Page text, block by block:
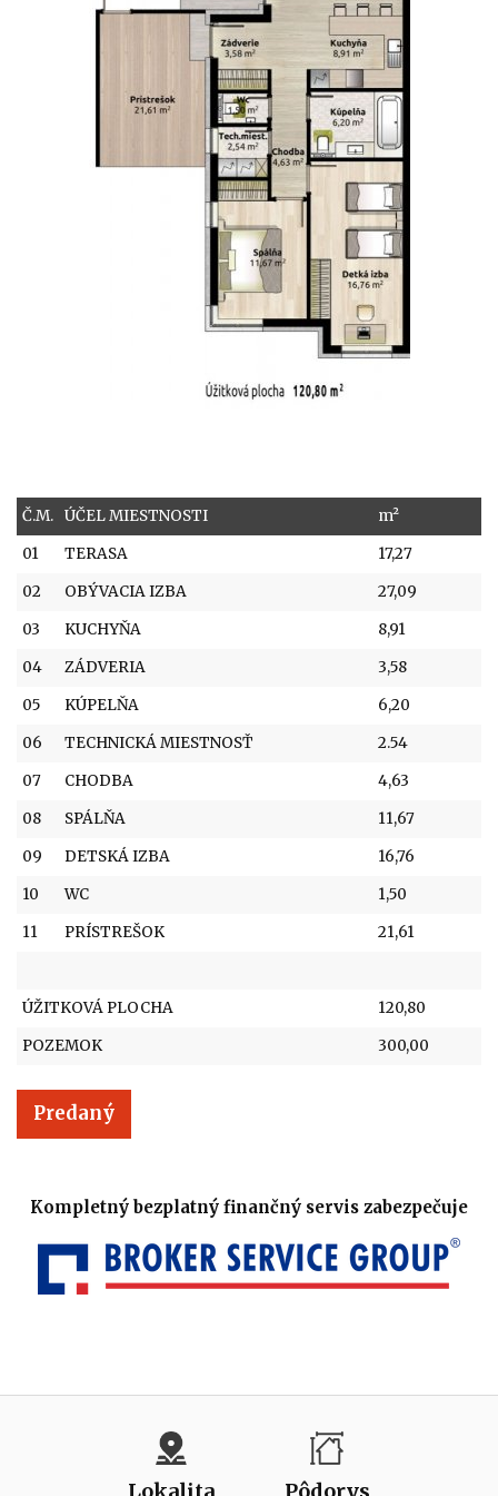
Č.M. ÚČEL MIESTNOSTI
m²
01
TERASA
17,27
02
OBÝVACIA IZBA
27,09
03
KUCHYŇA
8,91
04
ZÁDVERIA
3,58
05
KÚPELŇA
6,20
06
TECHNICKÁ MIESTNOSŤ
2.54
07
CHODBA
4,63
08
SPÁLŇA
11,67
09
DETSKÁ IZBA
16,76
10
WC
1,50
11
PRÍSTREŠOK 21,61
ÚŽITKOVÁ PLOCHA
120,80
POZEMOK
300,00
Predaný
Kompletný bezplatný finančný servis zabezpečuje
Lokalita Pôdorys